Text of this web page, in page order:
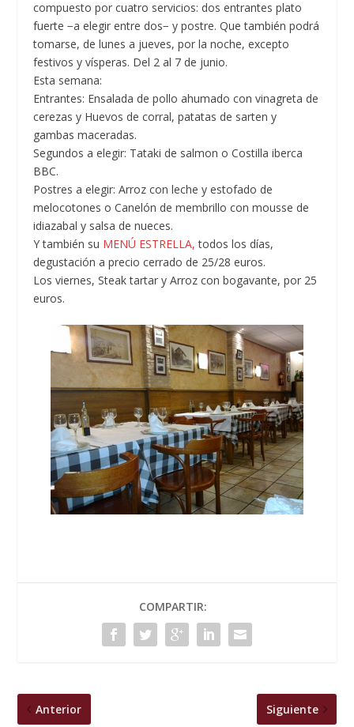
compuesto por cuatro servicios: dos entrantes plato
fuerte −a elegir entre dos− y postre. Que también podrá
tomarse, de lunes a jueves, por la noche, excepto
festivos y vísperas. Del 2 al 7 de junio.
Esta semana:
Entrantes: Ensalada de pollo ahumado con vinagreta de
cerezas y Huevos de corral, patatas de sarten y
gambas maceradas.
Segundos a elegir: Tataki de salmon o Costilla iberca
BBC.
Postres a elegir: Arroz con leche y estofado de
melocotones o Canelón de membrillo con mousse de
idiazabal y salsa de nueces.
Y también su MENÚ ESTRELLA, todos los días,
degustación a precio cerrado de 25/28 euros.
Los viernes, Steak tartar y Arroz con bogavante, por 25
euros.
COMPARTIR:
Anterior Siguiente